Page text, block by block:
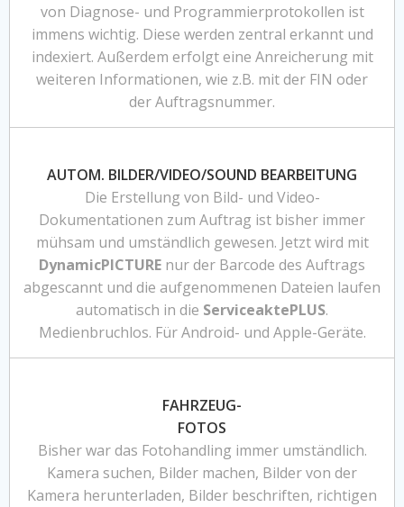
von Diagnose- und Programmierprotokollen ist
immens wichtig. Diese werden zentral erkannt und
indexiert. Außerdem erfolgt eine Anreicherung mit
weiteren Informationen, wie z.B. mit der FIN oder
der Auftragsnummer.
AUTOM. BILDER/VIDEO/SOUND BEARBEITUNG
Die Erstellung von Bild- und Video-
Dokumentationen zum Auftrag ist bisher immer
mühsam und umständlich gewesen. Jetzt wird mit
DynamicPICTURE nur der Barcode des Auftrags
abgescannt und die aufgenommenen Dateien laufen
automatisch in die ServiceaktePLUS.
Medienbruchlos. Für Android- und Apple-Geräte.
FAHRZEUG-
FOTOS
Bisher war das Fotohandling immer umständlich.
Kamera suchen, Bilder machen, Bilder von der
Kamera herunterladen, Bilder beschriften, richtigen